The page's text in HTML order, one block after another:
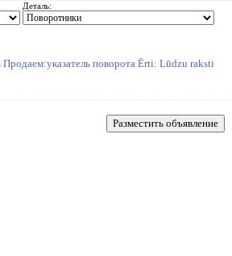
Деталь:
поворота Ērti: Lūdzu raksti